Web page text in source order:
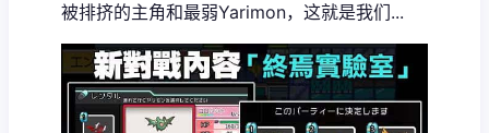
被排挤的主角和最弱Yarimon，这就是我们...